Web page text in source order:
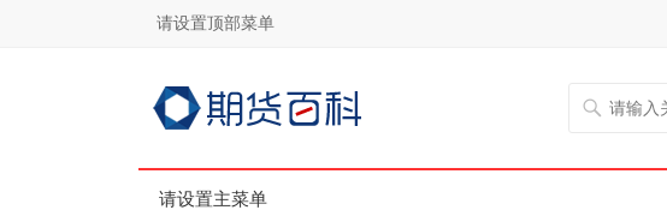
请设置顶部菜单
请设置主菜单